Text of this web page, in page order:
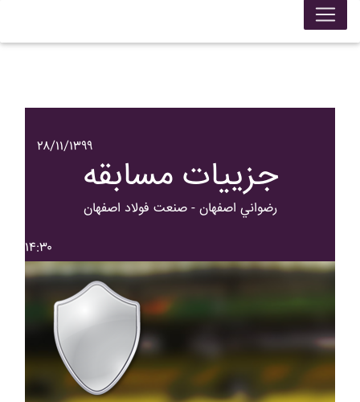
۲۸/۱۱/۱۳۹۹
جزییات مسابقه
رضواني اصفهان - صنعت فولاد اصفهان
۱۴:۳۰